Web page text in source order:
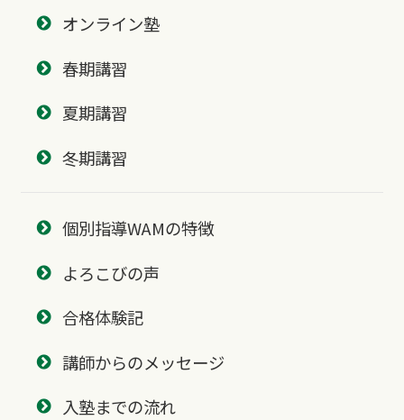
オンライン塾
春期講習
夏期講習
冬期講習
個別指導WAMの特徴
よろこびの声
合格体験記
講師からのメッセージ
入塾までの流れ